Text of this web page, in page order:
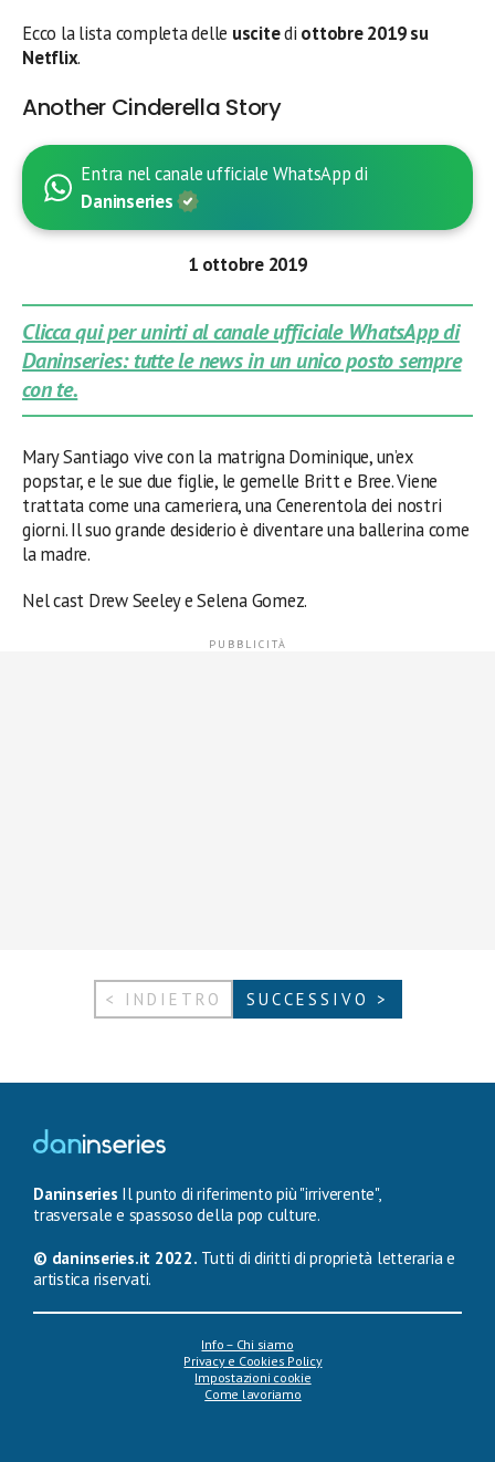
Ecco la lista completa delle uscitedi ottobre 2019 su
Netflix.
Another Cinderella Story
Entra nel canale ufficiale WhatsApp di
Daninseries
1 ottobre 2019
Clicca qui per unirti al canale ufficiale WhatsApp di
Daninseries: tutte le news in un unico posto sempre
con te.
Mary Santiago vive con la matrigna Dominique, un’ex
popstar, e le sue due figlie, le gemelle Britt e Bree. Viene
trattata come una cameriera, una Cenerentola dei nostri
giorni. Il suo grande desiderio è diventare una ballerina come
la madre.
Nel cast Drew Seeley e Selena Gomez.
< INDIETRO SUCCESSIVO >
Daninseries Il punto di riferimento più "irriverente",
trasversale e spassoso della pop culture.
© daninseries.it 2022. Tutti di diritti di proprietà letteraria e
artistica riservati.
Info – Chi siamo
Privacy e Cookies Policy
Impostazioni cookie
Come lavoriamo